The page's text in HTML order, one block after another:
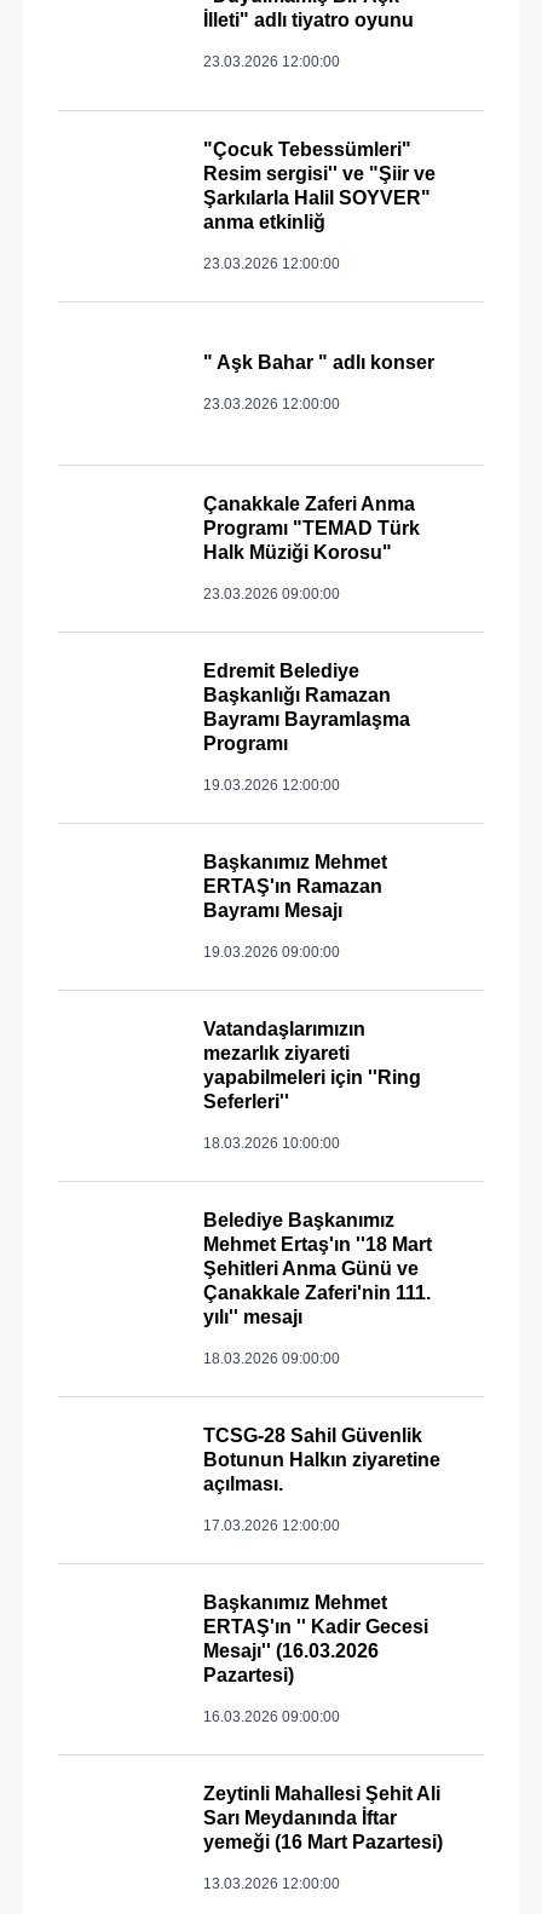
İlleti" adlı tiyatro oyunu
23.03.2026 12:00:00
"Çocuk Tebessümleri"
Resim sergisi'' ve "Şiir ve
Şarkılarla Halil SOYVER"
anma etkinliğ
23.03.2026 12:00:00
" Aşk Bahar " adlı konser
23.03.2026 12:00:00
Çanakkale Zaferi Anma
Programı "TEMAD Türk
Halk Müziği Korosu"
23.03.2026 09:00:00
Edremit Belediye
Başkanlığı Ramazan
Bayramı Bayramlaşma
Programı
19.03.2026 12:00:00
Başkanımız Mehmet
ERTAŞ'ın Ramazan
Bayramı Mesajı
19.03.2026 09:00:00
Vatandaşlarımızın
mezarlık ziyareti
yapabilmeleri için ''Ring
Seferleri''
18.03.2026 10:00:00
Belediye Başkanımız
Mehmet Ertaş'ın ''18 Mart
Şehitleri Anma Günü ve
Çanakkale Zaferi'nin 111.
yılı'' mesajı
18.03.2026 09:00:00
TCSG-28 Sahil Güvenlik
Botunun Halkın ziyaretine
açılması.
17.03.2026 12:00:00
Başkanımız Mehmet
ERTAŞ'ın '' Kadir Gecesi
Mesajı'' (16.03.2026
Pazartesi)
16.03.2026 09:00:00
Zeytinli Mahallesi Şehit Ali
Sarı Meydanında İftar
yemeği (16 Mart Pazartesi)
13.03.2026 12:00:00